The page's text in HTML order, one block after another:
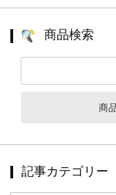
商品検索
商
記事カテゴリー